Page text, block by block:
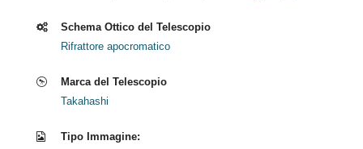
Schema Ottico del Telescopio
Rifrattore apocromatico
Marca del Telescopio
Takahashi
Tipo Immagine: